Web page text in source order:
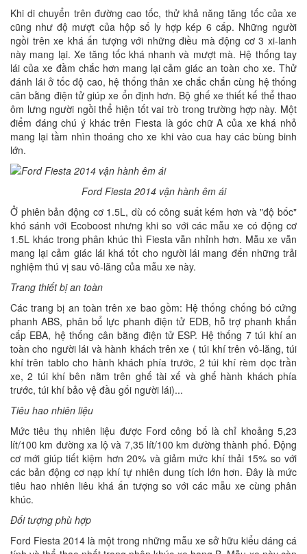
Khi di chuyển trên đường cao tốc, thử khả năng tăng tốc của xe
cũng như độ mượt của hộp số ly hợp kép 6 cấp. Những người
ngồi trên xe khá ấn tượng với những điều mà động cơ 3 xi-lanh
này mang lại. Xe tăng tốc khá nhanh và mượt mà. Hệ thống tay
lái của xe đầm chắc hơn mang lại cảm giác an toàn cho xe. Thử
đánh lái ở tốc độ cao, hệ thống thân xe chắc chắn cùng hệ thống
cân bằng điện tử giúp xe ổn định hơn. Bộ ghế xe thiết kế thể thao
ôm lưng người ngồi thể hiện tốt vai trò trong trường hợp này. Một
điểm đáng chú ý khác trên Fiesta là góc chữ A của xe khá nhỏ
mang lại tầm nhìn thoáng cho xe khi vào cua hay các bùng binh
lớn.
Ford Fiesta 2014 vận hành êm ái
Ở phiên bản động cơ 1.5L, dù có công suất kém hơn và "độ bốc"
khó sánh với Ecoboost nhưng khi so với các mẫu xe có động cơ
1.5L khác trong phân khúc thì Fiesta vẫn nhỉnh hơn. Mẫu xe vẫn
mang lại cảm giác lái khá tốt cho người lái mang đến những trải
nghiệm thú vị sau vô-lăng của mẫu xe này.
Trang thiết bị an toàn
Các trang bị an toàn trên xe bao gồm: Hệ thống chống bó cứng
phanh ABS, phân bổ lực phanh điện tử EDB, hỗ trợ phanh khẩn
cấp EBA, hệ thống cân bằng điện tử ESP. Hệ thống 7 túi khí an
toàn cho người lái và hành khách trên xe ( túi khí trên vô-lăng, túi
khí trên tablo cho hành khách phía trước, 2 túi khí rèm dọc trần
xe, 2 túi khí bên nằm trên ghế tài xế và ghế hành khách phía
trước, túi khí bảo vệ đầu gối người lái)...
Tiêu hao nhiên liệu
Mức tiêu thụ nhiên liệu được Ford công bố là chỉ khoảng 5,23
lít/100 km đường xa lộ và 7,35 lít/100 km đường thành phố. Động
cơ mới giúp tiết kiệm hơn 20% và giảm mức khí thải 15% so với
các bản động cơ nạp khí tự nhiên dung tích lớn hơn. Đây là mức
tiêu hao nhiên liêu khá ấn tượng so với các mẫu xe cùng phân
khúc.
Đối tượng phù hợp
Ford Fiesta 2014 là một trong những mẫu xe sở hữu kiểu dáng cá